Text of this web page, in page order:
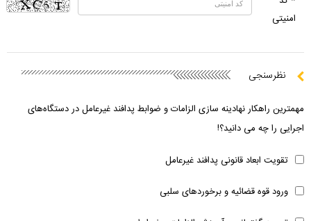
امنیتی
نظرسنجی
مهمترین راهکار نهادینه سازی الزامات و ضوابط پدافند غیرعامل در دستگاه‌های
اجرایی را چه می دانید؟!
تقویت ابعاد قانونی پدافند غیرعامل
ورود قوه قضائیه و برخوردهای سلبی